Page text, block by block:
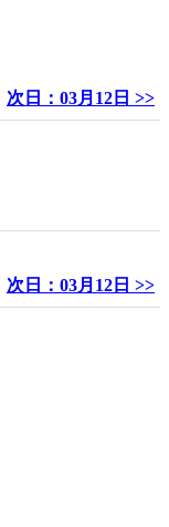
次日：03月12日 >>
次日：03月12日 >>